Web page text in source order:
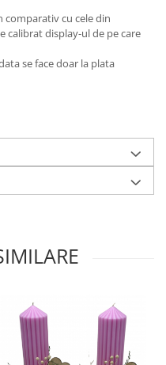
cu cele din
calibrat display-ul de pe care
se face doar la plata